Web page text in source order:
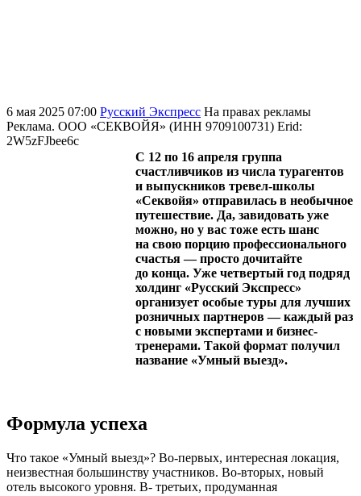
6 мая 2025 07:00 Русский Экспресс На правах рекламы
Реклама. ООО «СЕКВОЙЯ» (ИНН 9709100731) Erid:
2W5zFJbee6c
С 12 по 16 апреля группа
счастливчиков из числа турагентов
и выпускников тревел-школы
«Секвойя» отправилась в необычное
путешествие. Да, завидовать уже
можно, но у вас тоже есть шанс
на свою порцию профессионального
счастья — просто дочитайте
до конца. Уже четвертый год подряд
холдинг «Русский Экспресс»
организует особые туры для лучших
розничных партнеров — каждый раз
с новыми экспертами и бизнес-
тренерами. Такой формат получил
название «Умный выезд».
Формула успеха
Что такое «Умный выезд»? Во-первых, интересная локация,
неизвестная большинству участников. Во-вторых, новый
отель высокого уровня. В- третьих, продуманная